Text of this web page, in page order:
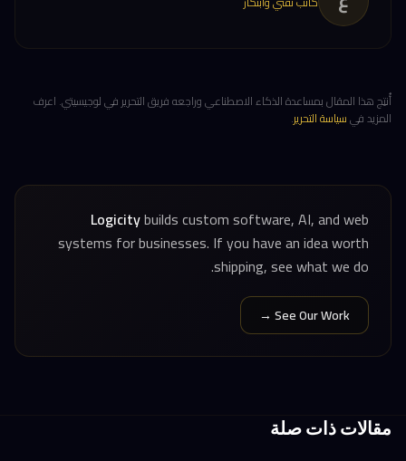
أُنتِج هذا المقال بمساعدة الذكاء الاصطناعي وراجعه فريق التحرير في لوجيسيتي. اعرف
المزيد فيسياسة التحرير.
Logicitybuilds custom software, AI, and web
systems for businesses. If you have an idea worth
shipping, see what we do.
See Our Work →
مقالات ذات صلة